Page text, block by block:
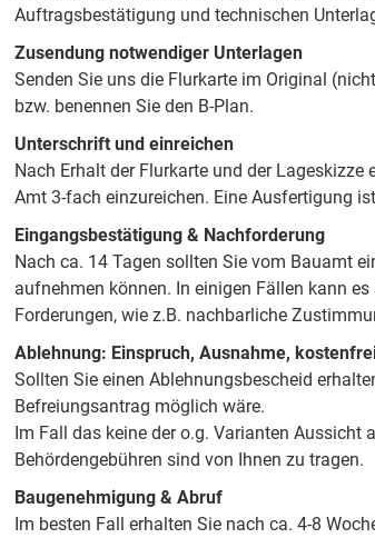
Auftragsbestätigung und technischen
Zusendung notwendiger Unterlagen
Senden Sie uns die Flurkarte im Original
bzw. benennen Sie den B-Plan.
Unterschrift und einreichen
Nach Erhalt der Flurkarte und der
Amt 3-fach einzureichen. Eine Ausfertigung
Eingangsbestätigung & Nachforderung
Nach ca. 14 Tagen sollten Sie vom Bauamt
aufnehmen können. In einigen Fällen kann
Forderungen, wie z.B. nachbarliche
Ablehnung: Einspruch, Ausnahme,
Sollten Sie einen Ablehnungsbescheid
Befreiungsantrag möglich wäre.
Im Fall das keine der o.g. Varianten
Behördengebühren sind von Ihnen zu tragen.
Baugenehmigung & Abruf
Im besten Fall erhalten Sie nach ca. 4-8